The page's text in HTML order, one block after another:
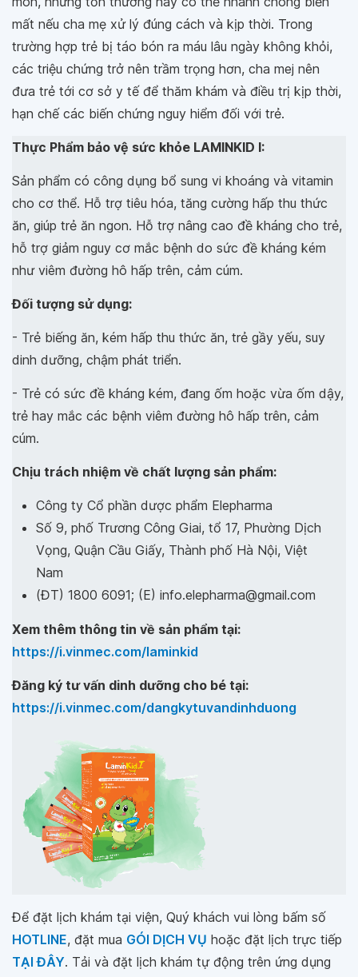
mất nếu cha mẹ xử lý đúng cách và kịp thời. Trong
trường hợp trẻ bị táo bón ra máu lâu ngày không khỏi,
các triệu chứng trở nên trầm trọng hơn, cha mej nên
đưa trẻ tới cơ sở y tế để thăm khám và điều trị kịp thời,
hạn chế các biến chứng nguy hiểm đối với trẻ.
Thực Phẩm bảo vệ sức khỏe LAMINKID I:
Sản phẩm có công dụng bổ sung vi khoáng và vitamin
cho cơ thể. Hỗ trợ tiêu hóa, tăng cường hấp thu thức
ăn, giúp trẻ ăn ngon. Hỗ trợ nâng cao đề kháng cho trẻ,
hỗ trợ giảm nguy cơ mắc bệnh do sức đề kháng kém
như viêm đường hô hấp trên, cảm cúm.
Đối tượng sử dụng:
- Trẻ biếng ăn, kém hấp thu thức ăn, trẻ gầy yếu, suy
dinh dưỡng, chậm phát triển.
- Trẻ có sức đề kháng kém, đang ốm hoặc vừa ốm dậy,
trẻ hay mắc các bệnh viêm đường hô hấp trên, cảm
cúm.
Chịu trách nhiệm về chất lượng sản phẩm:
Công ty Cổ phần dược phẩm Elepharma
Số 9, phố Trương Công Giai, tổ 17, Phường Dịch
Vọng, Quận Cầu Giấy, Thành phố Hà Nội, Việt
Nam
(ĐT) 1800 6091; (E) info.elepharma@gmail.com
Xem thêm thông tin về sản phẩm tại:
https://i.vinmec.com/laminkid
Đăng ký tư vấn dinh dưỡng cho bé tại:
https://i.vinmec.com/dangkytuvandinhduong
Để đặt lịch khám tại viện, Quý khách vui lòng bấm số
HOTLINE, đặt mua GÓI DỊCH VỤ hoặc đặt lịch trực tiếp
TẠI ĐÂY. Tải và đặt lịch khám tự động trên ứng dụng